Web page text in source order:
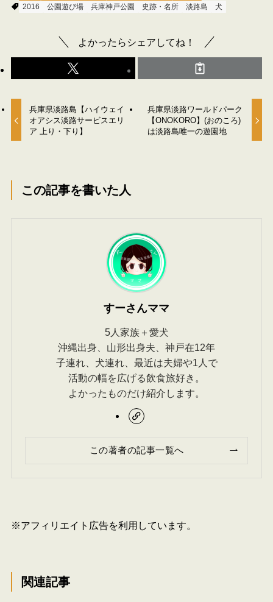
2016
公園遊び場 兵庫神戸公園 史跡・名所 淡路島 犬
よかったらシェアしてね！
兵庫県淡路島【ハイウェイ
オアシス淡路サービスエリ
ア 上り・下り】
兵庫県淡路ワールドパーク
【ONOKORO】(おのころ)
は淡路島唯一の遊園地
この記事を書いた人
すーさんママ
5人家族＋愛犬
沖縄出身、山形出身夫、神戸在12年
子連れ、犬連れ、最近は夫婦や1人で
活動の幅を広げる飲食旅好き。
よかったものだけ紹介します。
この著者の記事一覧へ
※アフィリエイト広告を利用しています。
関連記事